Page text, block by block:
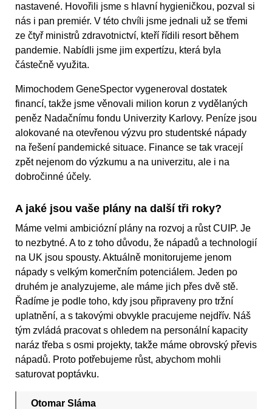
nastavené. Hovořili jsme s hlavní hygieničkou, pozval si
nás i pan premiér. V této chvíli jsme jednali už se třemi
ze čtyř ministrů zdravotnictví, kteří řídili resort během
pandemie. Nabídli jsme jim expertízu, která byla
částečně využita.
Mimochodem GeneSpector vygeneroval dostatek
financí, takže jsme věnovali milion korun z vydělaných
peněz Nadačnímu fondu Univerzity Karlovy. Peníze jsou
alokované na otevřenou výzvu pro studentské nápady
na řešení pandemické situace. Finance se tak vracejí
zpět nejenom do výzkumu a na univerzitu, ale i na
dobročinné účely.
A jaké jsou vaše plány na další tři roky?
Máme velmi ambiciózní plány na rozvoj a růst CUIP. Je
to nezbytné. A to z toho důvodu, že nápadů a technologií
na UK jsou spousty. Aktuálně monitorujeme jenom
nápady s velkým komerčním potenciálem. Jeden po
druhém je analyzujeme, ale máme jich přes dvě stě.
Řadíme je podle toho, kdy jsou připraveny pro tržní
uplatnění, a s takovými obvykle pracujeme nejdřív. Náš
tým zvládá pracovat s ohledem na personální kapacity
naráz třeba s osmi projekty, takže máme obrovský převis
nápadů. Proto potřebujeme růst, abychom mohli
saturovat poptávku.
Otomar Sláma